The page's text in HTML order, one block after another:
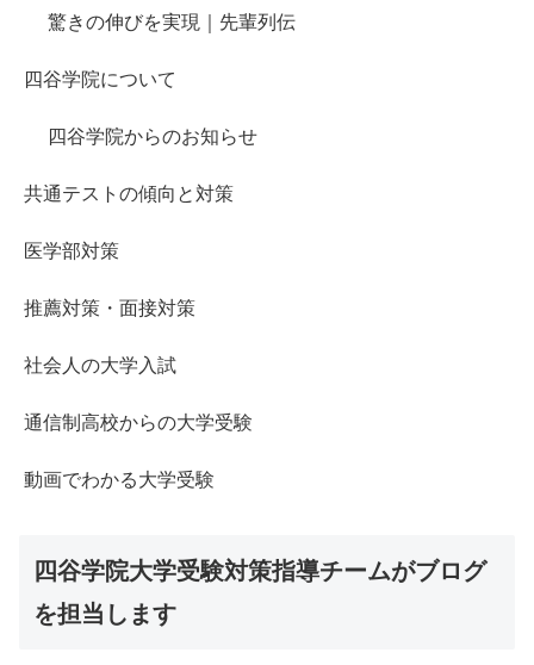
驚きの伸びを実現｜先輩列伝
四谷学院について
四谷学院からのお知らせ
共通テストの傾向と対策
医学部対策
推薦対策・面接対策
社会人の大学入試
通信制高校からの大学受験
動画でわかる大学受験
四谷学院大学受験対策指導チームがブログ
を担当します